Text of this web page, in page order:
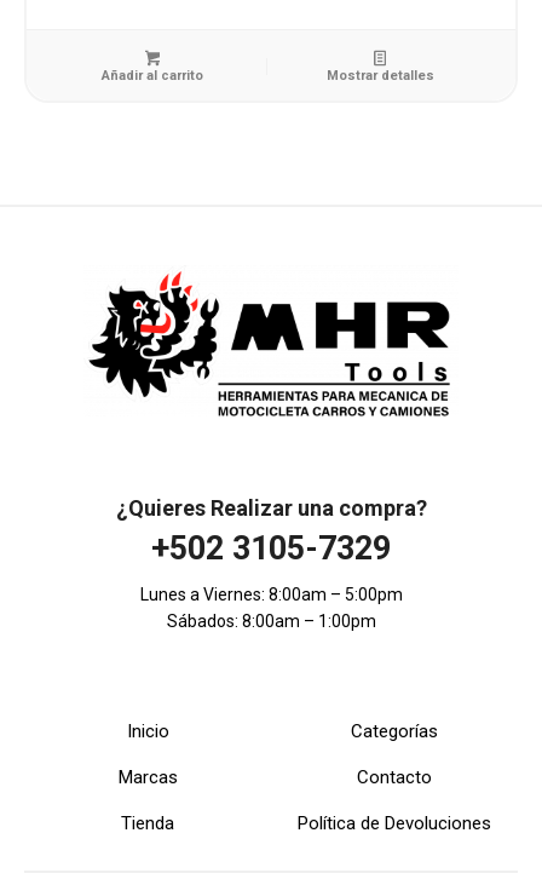
Añadir al carrito Mostrar detalles
¿Quieres Realizar una compra?
+502 3105-7329
Lunes a Viernes: 8:00am – 5:00pm
Sábados: 8:00am – 1:00pm
Inicio Categorías
Marcas Contacto
Tienda Política de Devoluciones